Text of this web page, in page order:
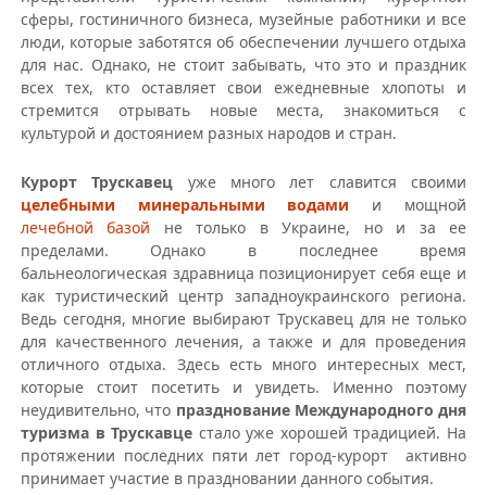
сферы, гостиничного бизнеса, музейные работники и все
люди, которые заботятся об обеспечении лучшего отдыха
для нас. Однако, не стоит забывать, что это и праздник
всех тех, кто оставляет свои ежедневные хлопоты и
стремится отрывать новые места, знакомиться с
культурой и достоянием разных народов и стран.
Курорт Трускавец уже много лет славится своими
целебными минеральными водами и мощной
лечебной базой не только в Украине, но и за ее
пределами. Однако в последнее время
бальнеологическая здравница позиционирует себя еще и
как туристический центр западноукраинского региона.
Ведь сегодня, многие выбирают Трускавец для не только
для качественного лечения, а также и для проведения
отличного отдыха. Здесь есть много интересных мест,
которые стоит посетить и увидеть. Именно поэтому
неудивительно, что празднование Международного дня
туризма в Трускавце стало уже хорошей традицией. На
протяжении последних пяти лет город-курорт активно
принимает участие в праздновании данного события.